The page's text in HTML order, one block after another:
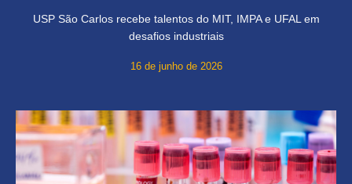
USP São Carlos recebe talentos do MIT, IMPA e UFAL em
desafios industriais
16 de junho de 2026